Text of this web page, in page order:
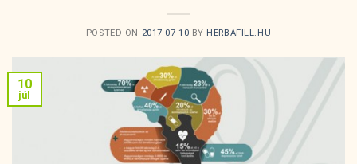
POSTED ON 2017-07-10 BY HERBAFILL.HU
10
júl